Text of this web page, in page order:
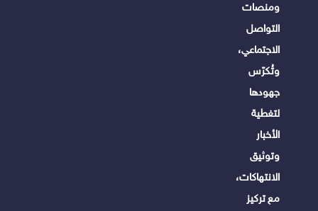
ومنصات
التواصل
الاجتماعي،
وتُكرّس
جهودها
لتغطية
الأخبار
وتوثيق
الانتهاكات،
مع تركيز